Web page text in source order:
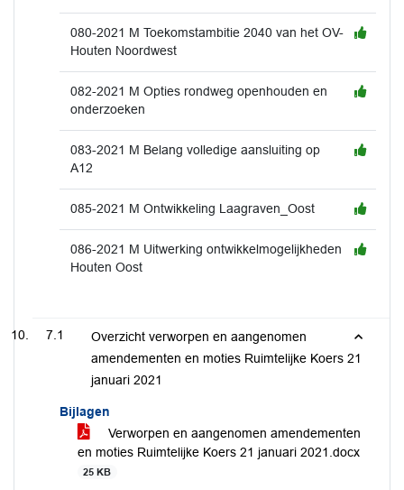
080-2021 M Toekomstambitie 2040 van het OV-
Houten Noordwest
082-2021 M Opties rondweg openhouden en
onderzoeken
083-2021 M Belang volledige aansluiting op
A12
085-2021 M Ontwikkeling Laagraven_Oost
086-2021 M Uitwerking ontwikkelmogelijkheden
Houten Oost
7.1
Overzicht verworpen en aangenomen
amendementen en moties Ruimtelijke Koers 21
januari 2021
Bijlagen
Verworpen en aangenomen amendementen
en moties Ruimtelijke Koers 21 januari 2021.docx
25 KB